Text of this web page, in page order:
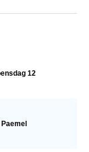
12